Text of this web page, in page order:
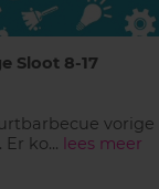
Sloot 8-17
vorige
ko... lees meer